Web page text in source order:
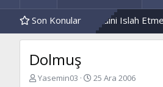
Son Konular
Örnekleri Kendini Islah Etmeyen,
Dolmuş
K
Yasemin03
B
25 Ara 2006